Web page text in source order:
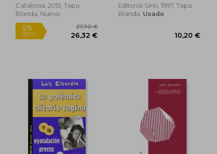
Catalonia, 2013, Tapa
Blanda, Nuevo
Editorial Sirio, 1997, Tapa
Blanda, Usado